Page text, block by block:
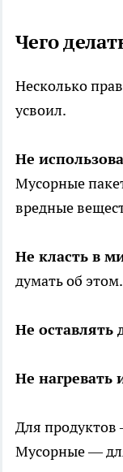
Чего
Несколько
усвоил.
Не
Мусорные
вредные
Не класть в
думать об этом.
Не оставлять
Не нагревать
Для
Мусорные —